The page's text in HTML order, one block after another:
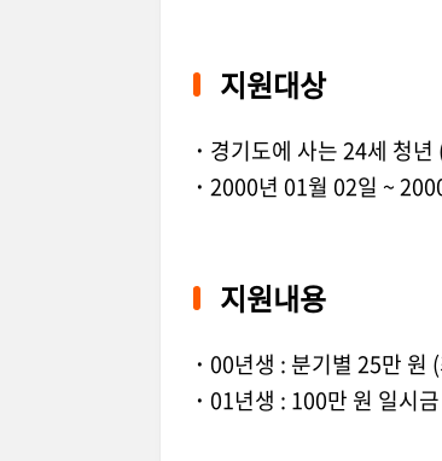
지원대상
· 경기도에 사는 24세 청
· 2000년 01월 02일 ~
지원내용
· 00년생 : 분기별 25만 원
· 01년생 : 100만 원 일시